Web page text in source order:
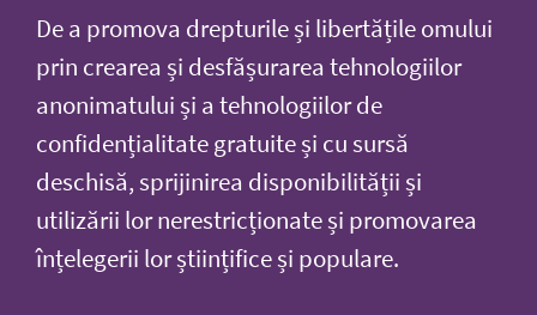
De a promova drepturile și libertățile omului
prin crearea și desfășurarea tehnologiilor
anonimatului și a tehnologiilor de
confidențialitate gratuite și cu sursă
deschisă, sprijinirea disponibilității și
utilizării lor nerestricționate și promovarea
înțelegerii lor științifice și populare.